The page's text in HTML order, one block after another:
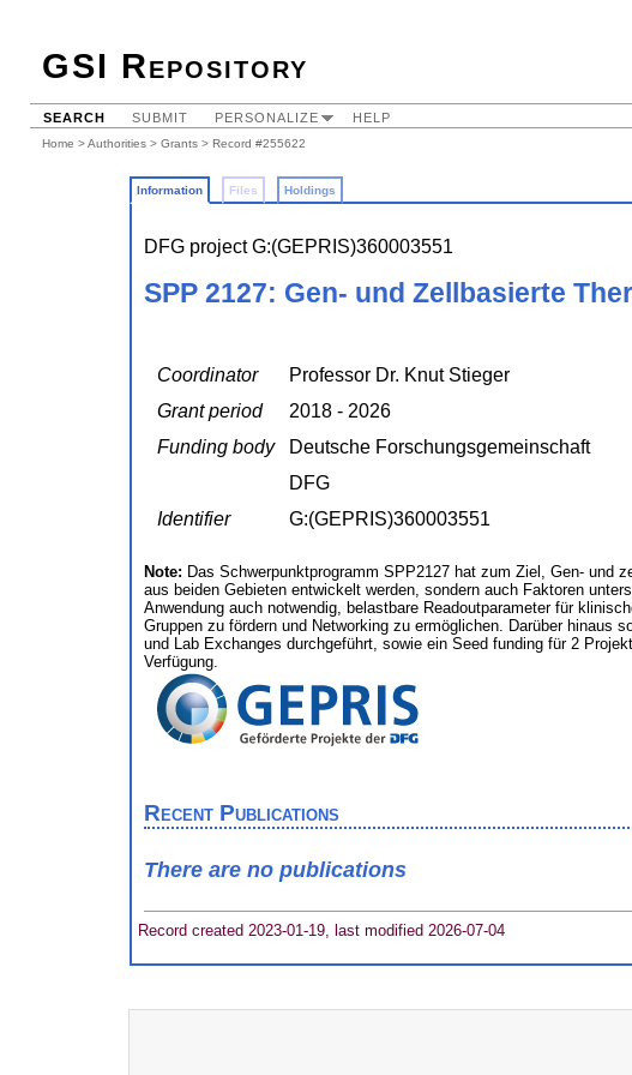
GSI Repository
SEARCH SUBMIT PERSONALIZE HELP
Home >Authorities > Grants > Record #255622
Information Files Holdings
DFG project G:(GEPRIS)360003551
SPP 2127: Gen- und Zellbasierte
Coordinator
Professor Dr. Knut Stieger
Grant period
2018 - 2026
Funding body
Deutsche Forschungsgemeinschaft
DFG
Identifier
G:(GEPRIS)360003551
Note: Das Schwerpunktprogramm SPP2127 hat zum Ziel, Gen- und
aus beiden Gebieten entwickelt werden, sondern auch Faktoren
Anwendung auch notwendig, belastbare Readoutparameter für
Gruppen zu fördern und Networking zu ermöglichen. Darüber hinaus
und Lab Exchanges durchgeführt, sowie ein Seed funding für 2
Verfügung.
Recent Publications
There are no publications
Record created 2023-01-19, last modified 2026-07-04